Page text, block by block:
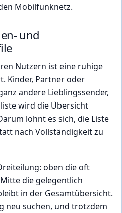
Mobilfunknetz.
und
Nutzern ist eine ruhige
Kinder, Partner oder
andere Lieblingssender,
wird die Übersicht
lohnt es sich, die Liste
nach Vollständigkeit zu
oben die oft
die gelegentlich
in der Gesamtübersicht.
neu suchen, und trotzdem